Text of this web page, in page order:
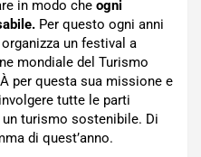
in modo che ogni
Per questo ogni anni
un festival a
mondiale del Turismo
per questa sua missione e
tutte le parti
turismo sostenibile. Di
di quest’anno.